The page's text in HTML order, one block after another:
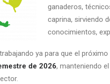
ganaderos,
caprina, sirviendo
conocimientos,
ya para que el próximo
de 2026, manteniendo